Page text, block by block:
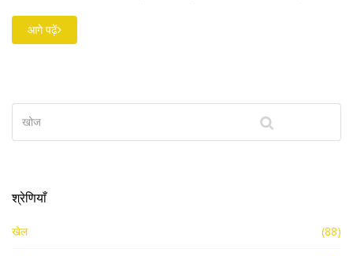
जुटाने का लक्ष्य रख रही है।
आगे पढ़ें
श्रेणियाँ
खेल (88)